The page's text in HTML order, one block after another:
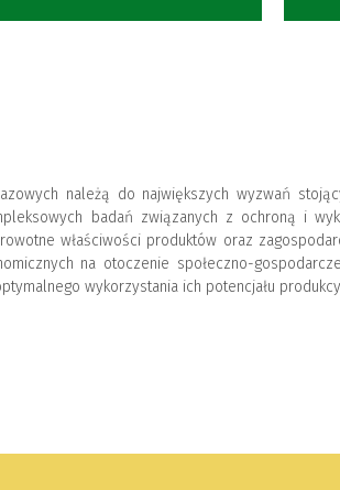
należą do największych wyzwań
badań związanych z ochroną i
właściwości produktów oraz
na otoczenie społeczno-
wykorzystania ich potencjału